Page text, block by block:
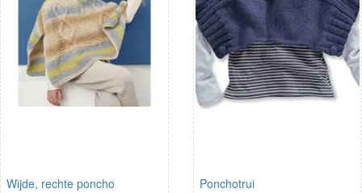
Wijde, rechte poncho Ponchotrui